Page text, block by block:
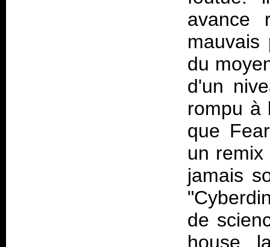
avance
mauvais
du
d'un
rompu à
que
un remix
jamais
de
house,